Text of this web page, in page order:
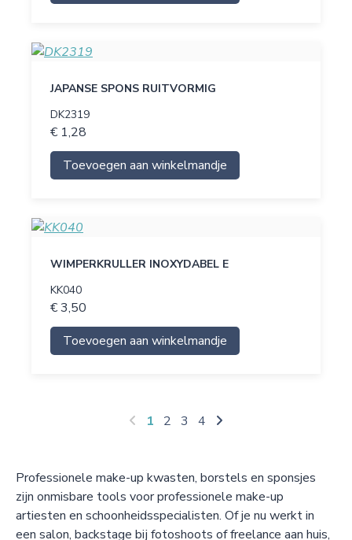
JAPANSE SPONS RUITVORMIG
DK2319
€ 1,28
Toevoegen aan winkelmandje
WIMPERKRULLER INOXYDABEL E
KK040
€ 3,50
Toevoegen aan winkelmandje
1 2 3 4
Professionele make-up kwasten, borstels en sponsjes
zijn onmisbare tools voor professionele make-up
artiesten en schoonheidsspecialisten. Of je nu werkt in
een salon, backstage bij fotoshoots of freelance aan huis,